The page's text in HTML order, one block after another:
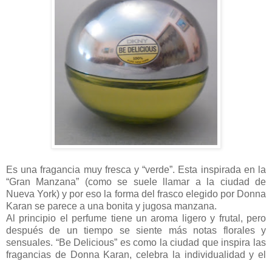
Es una fragancia muy fresca y “verde”. Esta inspirada en la
“Gran Manzana” (como se suele llamar a la ciudad de
Nueva York) y por eso la forma del frasco elegido por Donna
Karan se parece a una bonita y jugosa manzana.
Al principio el perfume tiene un aroma ligero y frutal, pero
después de un tiempo se siente más notas florales y
sensuales. “Be Delicious” es como la ciudad que inspira las
fragancias de Donna Karan, celebra la individualidad y el